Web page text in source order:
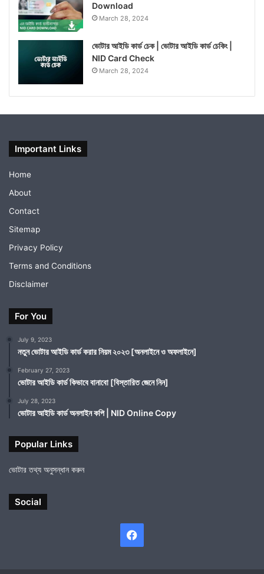
Download
March 28, 2024
ভোটার আইডি কার্ড চেক | ভোটার আইডি কার্ড চেকিং |
NID Card Check
March 28, 2024
Important Links
Home
About
Contact
Sitemap
Privacy Policy
Terms and Conditions
Disclaimer
For You
July 9, 2023
নতুন ভোটার আইডি কার্ড করার নিয়ম ২০২৩ [অনলাইনে ও অফলাইনে]
February 27, 2023
ভোটার আইডি কার্ড কিভাবে বানাবো [বিস্তারিত জেনে নিন]
July 28, 2023
ভোটার আইডি কার্ড অনলাইন কপি | NID Online Copy
Popular Links
ভোটার তথ্য অনুসন্ধান করুন
Social
Facebook